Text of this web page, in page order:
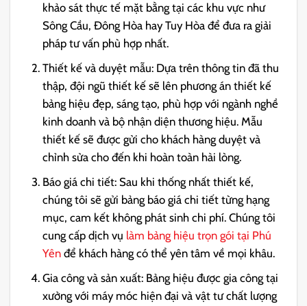
khảo sát thực tế mặt bằng tại các khu vực như
Sông Cầu, Đông Hòa hay Tuy Hòa để đưa ra giải
pháp tư vấn phù hợp nhất.
Thiết kế và duyệt mẫu: Dựa trên thông tin đã thu
thập, đội ngũ thiết kế sẽ lên phương án thiết kế
bảng hiệu đẹp, sáng tạo, phù hợp với ngành nghề
kinh doanh và bộ nhận diện thương hiệu. Mẫu
thiết kế sẽ được gửi cho khách hàng duyệt và
chỉnh sửa cho đến khi hoàn toàn hài lòng.
Báo giá chi tiết: Sau khi thống nhất thiết kế,
chúng tôi sẽ gửi bảng báo giá chi tiết từng hạng
mục, cam kết không phát sinh chi phí. Chúng tôi
cung cấp dịch vụ làm bảng hiệu trọn gói tại Phú
Yên để khách hàng có thể yên tâm về mọi khâu.
Gia công và sản xuất: Bảng hiệu được gia công tại
xưởng với máy móc hiện đại và vật tư chất lượng